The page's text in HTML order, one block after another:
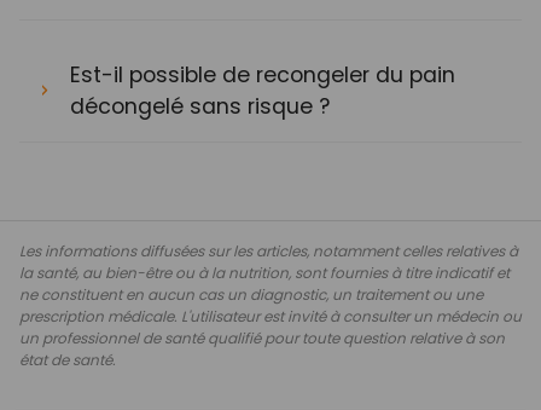
Est-il possible de recongeler du pain
décongelé sans risque ?
Les informations diffusées sur les articles, notamment celles relatives à
la santé, au bien-être ou à la nutrition, sont fournies à titre indicatif et
ne constituent en aucun cas un diagnostic, un traitement ou une
prescription médicale. L'utilisateur est invité à consulter un médecin ou
un professionnel de santé qualifié pour toute question relative à son
état de santé.